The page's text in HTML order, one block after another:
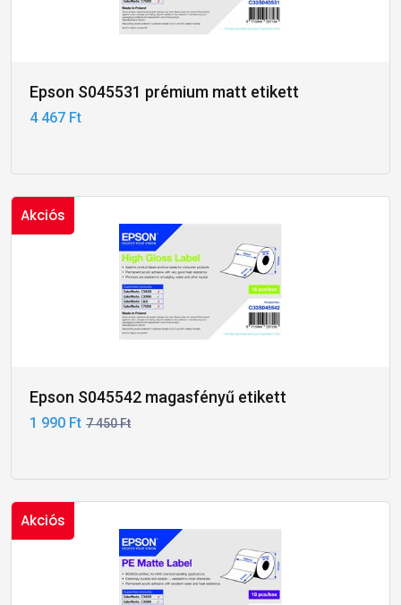
Epson S045531 prémium matt etikett
4 467 Ft
Akciós
Epson S045542 magasfényű etikett
1 990 Ft 7 450 Ft
Akciós